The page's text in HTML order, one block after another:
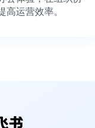
提高运营效率。